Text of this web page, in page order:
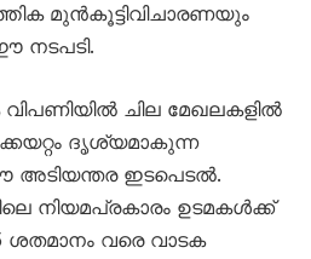
മുൻകൂട്ടിവിചാരണയും
നടപടി.
ചില മേഖലകളിൽ
ദൃശ്യമാകുന്ന
ഇടപെടൽ.
നിയമപ്രകാരം ഉടമകൾക്ക്
ശതമാനം വരെ വാടക